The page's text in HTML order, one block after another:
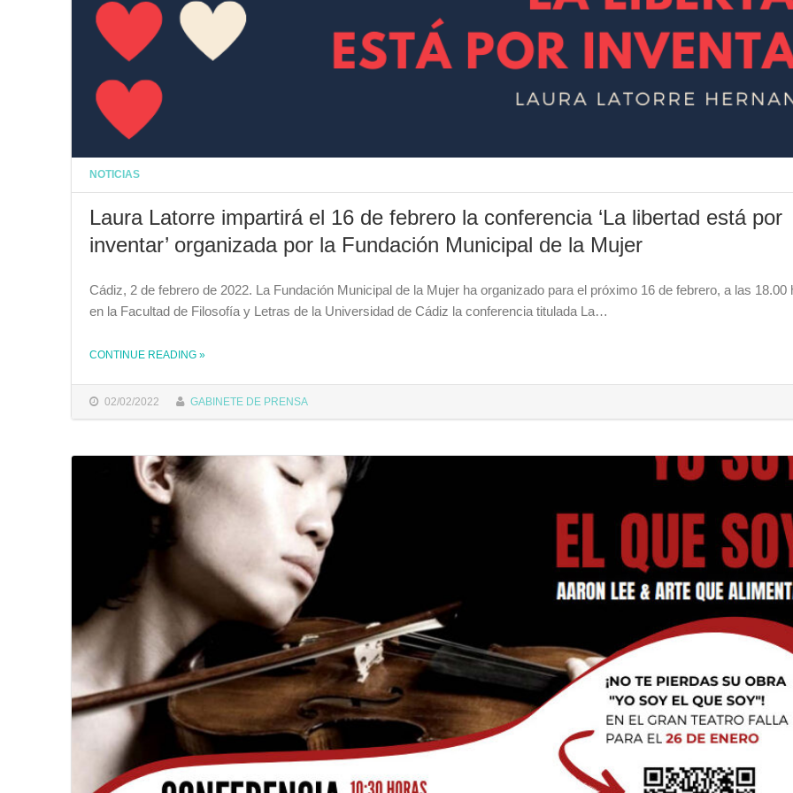
NOTICIAS
Laura Latorre impartirá el 16 de febrero la conferencia ‘La libertad está por
inventar’ organizada por la Fundación Municipal de la Mujer
02/02/2022 GABINETE DE PRENSA
Cádiz, 2 de febrero de 2022. La Fundación Municipal de la Mujer ha organizado para el próximo 16 de febrero, a las 18.00
en la Facultad de Filosofía y Letras de la Universidad de Cádiz la conferencia titulada La…
CONTINUE READING »